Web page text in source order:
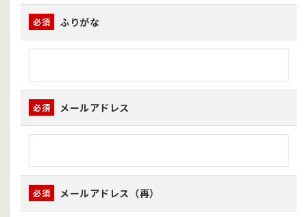
必須 ふりがな
必須 メールアドレス
必須 メールアドレス（再）